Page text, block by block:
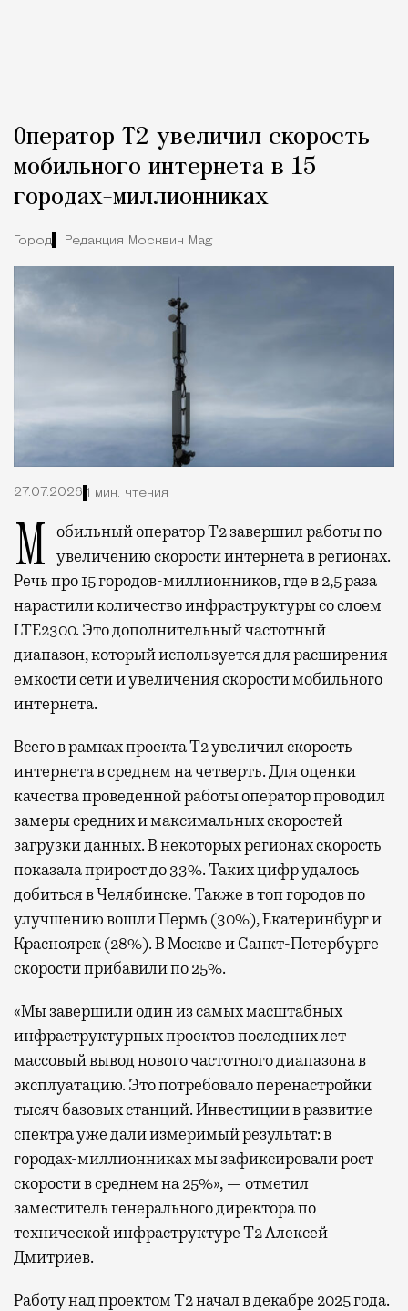
Оператор Т2 увеличил скорость
мобильного интернета в 15
городах-миллионниках
Город Редакция Москвич Mag
27.07.2026 1 мин. чтения
Мобильный оператор Т2 завершил работы по увеличению скорости интернета в регионах.
Речь про 15 городов-миллионников, где в 2,5 раза
нарастили количество инфраструктуры со слоем
LTE2300. Это дополнительный частотный
диапазон, который используется для расширения
емкости сети и увеличения скорости мобильного
интернета.
Всего в рамках проекта Т2 увеличил скорость
интернета в среднем на четверть. Для оценки
качества проведенной работы оператор проводил
замеры средних и максимальных скоростей
загрузки данных. В некоторых регионах скорость
показала прирост до 33%. Таких цифр удалось
добиться в Челябинске. Также в топ городов по
улучшению вошли Пермь (30%), Екатеринбург и
Красноярск (28%). В Москве и Санкт-Петербурге
скорости прибавили по 25%.
«Мы завершили один из самых масштабных
инфраструктурных проектов последних лет —
массовый вывод нового частотного диапазона в
эксплуатацию. Это потребовало перенастройки
тысяч базовых станций. Инвестиции в развитие
спектра уже дали измеримый результат: в
городах-миллионниках мы зафиксировали рост
скорости в среднем на 25%», — отметил
заместитель генерального директора по
технической инфраструктуре Т2 Алексей
Дмитриев.
Работу над проектом Т2 начал в декабре 2025 года.